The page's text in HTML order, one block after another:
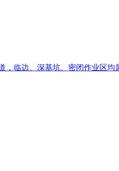
临边、深基坑、密闭作业区